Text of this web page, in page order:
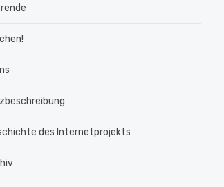
des Internetprojekts